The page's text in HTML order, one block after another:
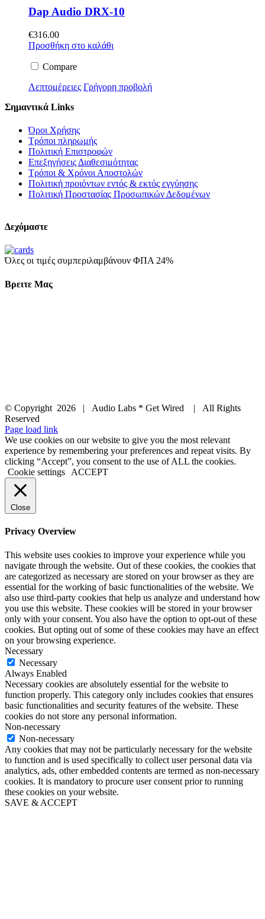
Dap Audio DRX-10
€316.00
Προσθήκη στο καλάθι
Compare
Λεπτομέρειες Γρήγορη προβολή
Σημαντικά Links
Όροι Χρήσης
Τρόποι πληρωμής
Πολιτική Επιστροφών
Επεξηγήσεις Διαθεσιμότητας
Τρόποι & Χρόνοι Αποστολών
Πολιτική προιόντων εντός & εκτός εγγύησης
Πολιτική Προστασίας Προσωπικών Δεδομένων
Δεχόμαστε
Όλες οι τιμές συμπεριλαμβάνουν ΦΠΑ 24%
Βρειτε Μας
© Copyright 2026 | Audio Labs * Get Wired | All Rights
Reserved
Facebook
Instagram
YouTube
LinkedIn
X
Page load link
We use cookies on our website to give you the most relevant
experience by remembering your preferences and repeat visits. By
clicking “Accept”, you consent to the use of ALL the cookies.
Cookie settings
ACCEPT
Close
Privacy Overview
This website uses cookies to improve your experience while you
navigate through the website. Out of these cookies, the cookies that
are categorized as necessary are stored on your browser as they are
essential for the working of basic functionalities of the website. We
also use third-party cookies that help us analyze and understand how
you use this website. These cookies will be stored in your browser
only with your consent. You also have the option to opt-out of these
cookies. But opting out of some of these cookies may have an effect
on your browsing experience.
Necessary
Necessary
Always Enabled
Necessary cookies are absolutely essential for the website to
function properly. This category only includes cookies that ensures
basic functionalities and security features of the website. These
cookies do not store any personal information.
Non-necessary
Non-necessary
Any cookies that may not be particularly necessary for the website
to function and is used specifically to collect user personal data via
analytics, ads, other embedded contents are termed as non-necessary
cookies. It is mandatory to procure user consent prior to running
these cookies on your website.
SAVE & ACCEPT